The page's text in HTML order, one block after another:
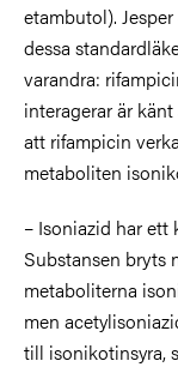
etambutol).
dessa
varandra:
interagerar är
att rifampicin
metaboliten
– Isoniazid har ett
Substansen bryts
metaboliterna
men
till isonikotinsyra,